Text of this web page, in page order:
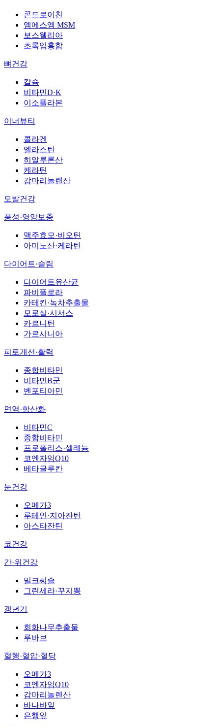
콘드로이친
엠에스엠 MSM
보스웰리아
초록입홍합
뼈건강
칼슘
비타민D·K
이소플라본
이너뷰티
콜라겐
엘라스틴
히알루론산
케라틴
감마리놀렌산
모발건강
풍성·영양보충
맥주효모·비오틴
아미노산·케라틴
다이어트·슬림
다이어트유산균
파비플로라
카테킨·녹차추출물
모로실·시서스
카르니틴
가르시니아
피로개선·활력
종합비타민
비타민B군
벤포티아민
면역·항산화
비타민C
종합비타민
프로폴리스·셀레늄
코엔자임Q10
베타글루칸
눈건강
오메가3
루테인·지아잔틴
아스타잔틴
코건강
간·위건강
밀크씨슬
그린세라·꾸지뽕
갱년기
회화나무추출물
루바브
혈행·혈압·혈당
오메가3
코엔자임Q10
감마리놀렌산
바나바잎
은행잎